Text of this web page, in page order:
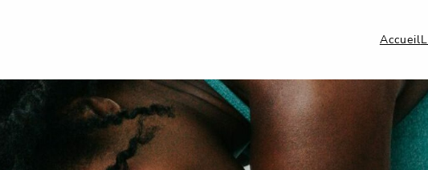
Accueil